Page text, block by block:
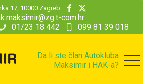
01/23 18 442 099 81 39 018
com.hr
17, 10000 Zagreb
Da li ste član Autokluba
Maksimir i HAK-a?